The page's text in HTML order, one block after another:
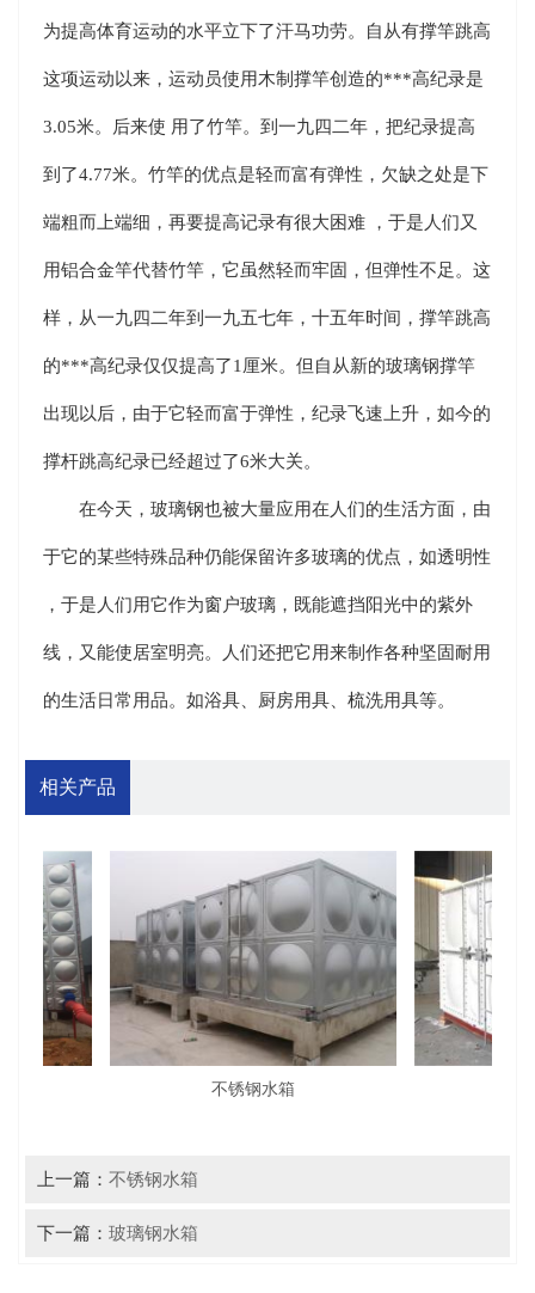
为提高体育运动的水平立下了汗马功劳。自从有撑竿跳高
这项运动以来，运动员使用木制撑竿创造的***高纪录是
3.05米。后来使 用了竹竿。到一九四二年，把纪录提高
到了4.77米。竹竿的优点是轻而富有弹性，欠缺之处是下
端粗而上端细，再要提高记录有很大困难 ，于是人们又
用铝合金竿代替竹竿，它虽然轻而牢固，但弹性不足。这
样，从一九四二年到一九五七年，十五年时间，撑竿跳高
的***高纪录仅仅提高了1厘米。但自从新的玻璃钢撑竿
出现以后，由于它轻而富于弹性，纪录飞速上升，如今的
撑杆跳高纪录已经超过了6米大关。
在今天，玻璃钢也被大量应用在人们的生活方面，由
于它的某些特殊品种仍能保留许多玻璃的优点，如透明性
，于是人们用它作为窗户玻璃，既能遮挡阳光中的紫外
线，又能使居室明亮。人们还把它用来制作各种坚固耐用
的生活日常用品。如浴具、厨房用具、梳洗用具等。
相关产品
不锈钢水箱
上一篇： 不锈钢水箱
下一篇： 玻璃钢水箱